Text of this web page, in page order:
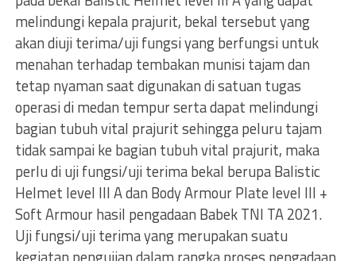
melindungi kepala prajurit, bekal tersebut yang
akan diuji terima/uji fungsi yang berfungsi untuk
menahan terhadap tembakan munisi tajam dan
tetap nyaman saat digunakan di satuan tugas
operasi di medan tempur serta dapat melindungi
bagian tubuh vital prajurit sehingga peluru tajam
tidak sampai ke bagian tubuh vital prajurit, maka
perlu di uji fungsi/uji terima bekal berupa Balistic
Helmet level III A dan Body Armour Plate level III +
Soft Armour hasil pengadaan Babek TNI TA 2021.
Uji fungsi/uji terima yang merupakan suatu